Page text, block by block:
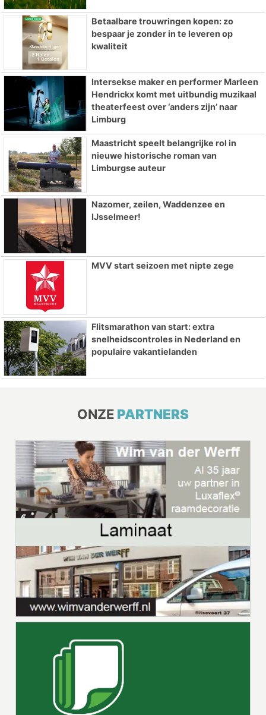
Betaalbare trouwringen kopen: zo
bespaar je zonder in te leveren op
kwaliteit
Intersekse maker en performer Marleen
Hendrickx komt met uitbundig muzikaal
theaterfeest over ‘anders zijn’ naar
Limburg
Maastricht speelt belangrijke rol in
nieuwe historische roman van
Limburgse auteur
Nazomer, zeilen, Waddenzee en
IJsselmeer!
MVV start seizoen met nipte zege
Flitsmarathon van start: extra
snelheidscontroles in Nederland en
populaire vakantielanden
ONZE PARTNERS